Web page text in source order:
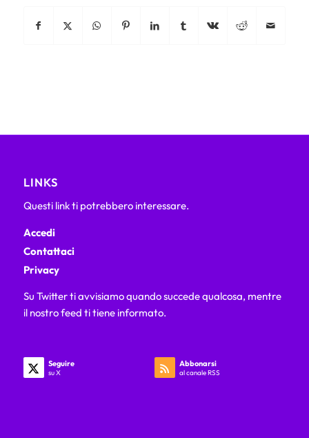
LINKS
Questi link ti potrebbero interessare.
Accedi
Contattaci
Privacy
Su Twitter ti avvisiamo quando succede qualcosa, mentre
il nostro feed ti tiene informato.
Seguire
su X
Abbonarsi
al canale RSS